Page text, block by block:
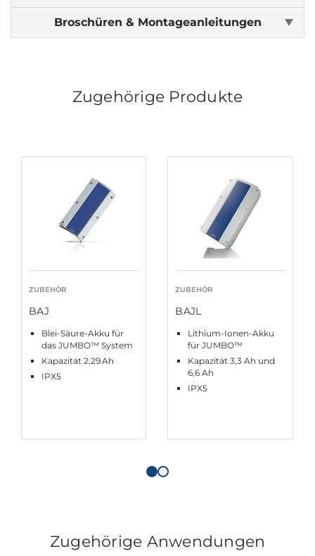
Broschüren & Montageanleitungen
Zugehörige Produkte
ZUBEHÖR
BAJ
Blei-Säure-Akku für
das JUMBO™ System
Kapazität 2,29 Ah
IPX5
ZUBEHÖR
BAJL
Lithium-Ionen-Akku
für JUMBO™
Kapazität 3,3 Ah und
6,6 Ah
IPX5
Zugehörige Anwendungen